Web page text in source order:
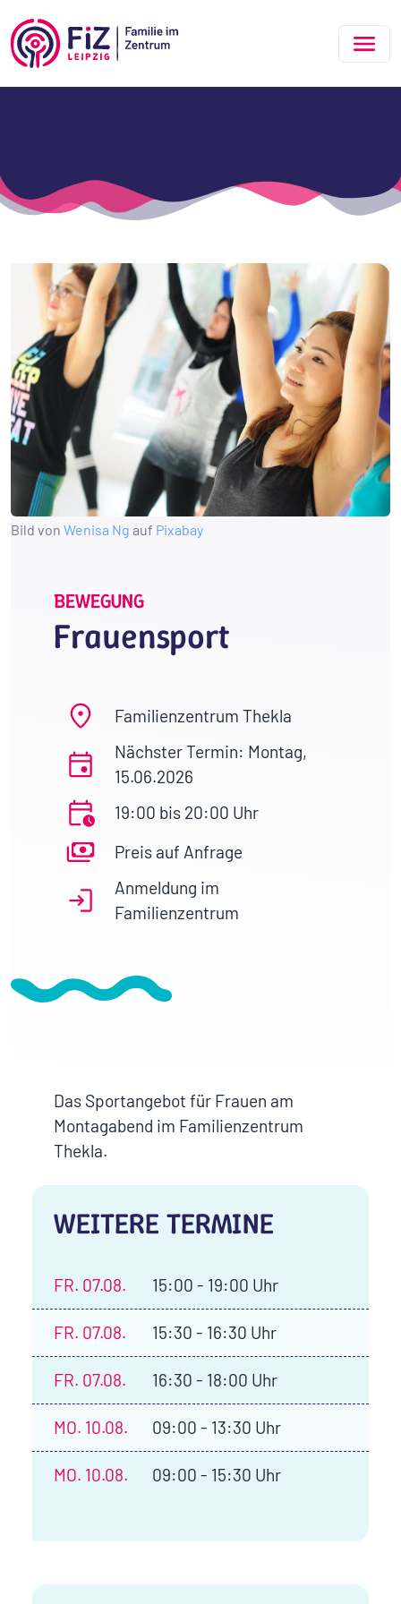
Bild von Wenisa Ng auf Pixabay
BEWEGUNG
Frauensport
Familienzentrum Thekla
Nächster Termin: Montag,
15.06.2026
19:00 bis 20:00 Uhr
Preis auf Anfrage
Anmeldung im
Familienzentrum
Das Sportangebot für Frauen am
Montagabend im Familienzentrum
Thekla.
WEITERE TERMINE
FR. 07.08. 15:00 - 19:00 Uhr
FR. 07.08. 15:30 - 16:30 Uhr
FR. 07.08. 16:30 - 18:00 Uhr
MO. 10.08. 09:00 - 13:30 Uhr
MO. 10.08. 09:00 - 15:30 Uhr